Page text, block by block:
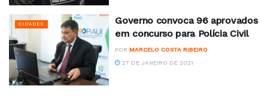
CIDADES
Governo convoca 96 aprovados
em concurso para Polícia Civil
POR MARCELO COSTA RIBEIRO
27 DE JANEIRO DE 2021